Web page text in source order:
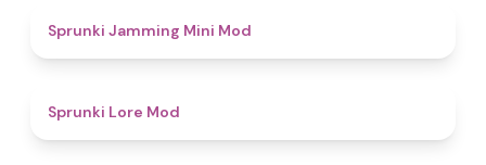
Sprunki Jamming Mini Mod
Sprunki Lore Mod